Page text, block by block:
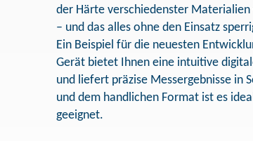
der Härte verschiedenster
– und das alles ohne den Einsatz
Ein Beispiel für die neuesten
Gerät bietet Ihnen eine intuitive
und liefert präzise Messergebnisse in
und dem handlichen Format ist es
geeignet.